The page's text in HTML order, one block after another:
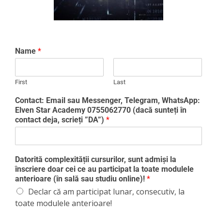
Name *
First Last
Contact: Email sau Messenger, Telegram, WhatsApp:
Elven Star Academy 0755062770 (dacă sunteți în
contact deja, scrieți ”DA”) *
Datorită complexității cursurilor, sunt admiși la
înscriere doar cei ce au participat la toate modulele
anterioare (în sală sau studiu online)! *
Declar că am participat lunar, consecutiv, la
toate modulele anterioare!